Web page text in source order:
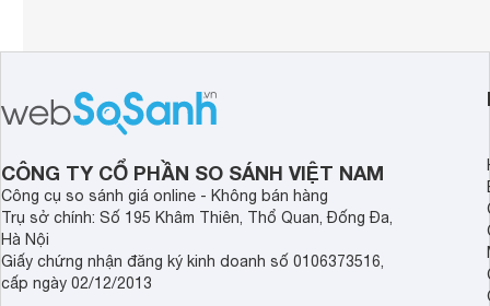
CÔNG TY CỔ PHẦN SO SÁNH VIỆT NAM
Công cụ so sánh giá online - Không bán hàng
Trụ sở chính: Số 195 Khâm Thiên, Thổ Quan, Đống Đa,
Hà Nội
Giấy chứng nhận đăng ký kinh doanh số 0106373516,
cấp ngày 02/12/2013